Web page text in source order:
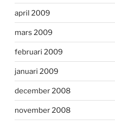
april 2009
mars 2009
februari 2009
januari 2009
december 2008
november 2008